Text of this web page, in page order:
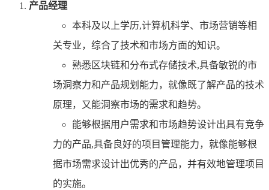
产品经理
本科及以上学历,计算机科学、市场营销等相
关专业，综合了技术和市场方面的知识。
熟悉区块链和分布式存储技术,具备敏锐的市
场洞察力和产品规划能力，就像既了解产品的技术
原理，又能洞察市场的需求和趋势。
能够根据用户需求和市场趋势设计出具有竞争
力的产品,具备良好的项目管理能力，就像能够根
据市场需求设计出优秀的产品，并有效地管理项目
的实施。